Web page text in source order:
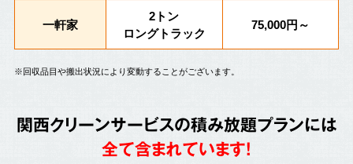
一軒家
2トン
ロングトラック
75,000円～
※回収品目や搬出状況により変動することがございます。
関西クリーンサービスの積み放題プランには
全て含まれています!